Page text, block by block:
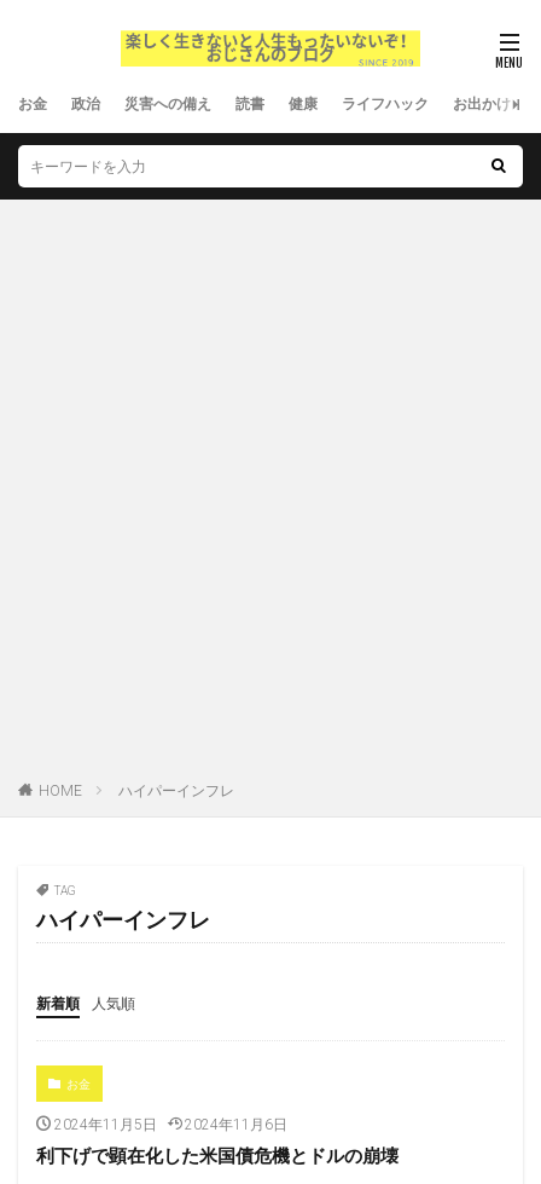
お金 政治 災害への備え 読書 健康 ライフハック お出かけ
HOME ハイパーインフレ
TAG
ハイパーインフレ
新着順 人気順
お金
2024年11月5日 2024年11月6日
利下げで顕在化した米国債危機とドルの崩壊